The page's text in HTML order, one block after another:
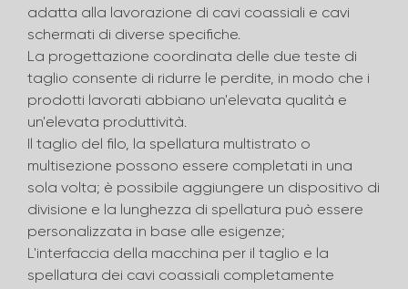
adatta alla lavorazione di cavi coassiali e cavi
schermati di diverse specifiche.
La progettazione coordinata delle due teste di
taglio consente di ridurre le perdite, in modo che i
prodotti lavorati abbiano un'elevata qualità e
un'elevata produttività.
Il taglio del filo, la spellatura multistrato o
multisezione possono essere completati in una
sola volta; è possibile aggiungere un dispositivo di
divisione e la lunghezza di spellatura può essere
personalizzata in base alle esigenze;
L'interfaccia della macchina per il taglio e la
spellatura dei cavi coassiali completamente